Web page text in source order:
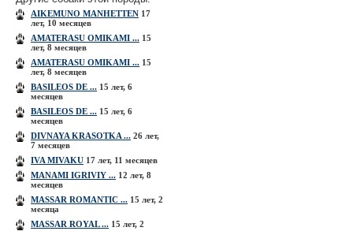
AIKEMUNO MANHETTEN 17
лет, 10 месяцев
AMATERASU OMIKAMI ... 15
лет, 8 месяцев
AMATERASU OMIKAMI ... 15
лет, 8 месяцев
BASILEOS DE ... 15 лет, 6
месяцев
BASILEOS DE ... 15 лет, 6
месяцев
DIVNAYA KRASOTKA ... 26 лет,
7 месяцев
IVA MIVAKU 17 лет, 11 месяцев
MANAMI IGRIVIY ... 12 лет, 8
месяцев
MASSAR ROMANTIC ... 15 лет, 2
месяца
MASSAR ROYAL ... 15 лет, 2